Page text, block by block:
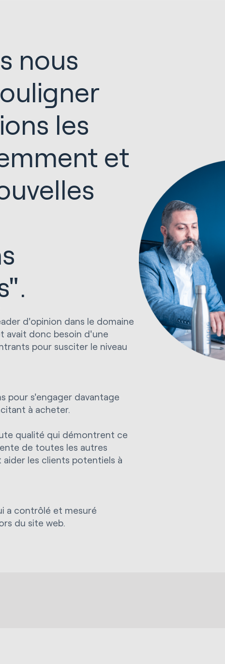
nous
les
et
d'opinion dans le domaine
avait donc besoin d'une
pour susciter le niveau
pour s'engager davantage
à acheter.
qualité qui démontrent ce
de toutes les autres
les clients potentiels à
a contrôlé et mesuré
du site web.